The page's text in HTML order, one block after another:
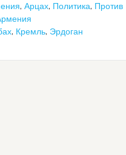
, Арцах, Политика, Против
, Кремль, Эрдоган